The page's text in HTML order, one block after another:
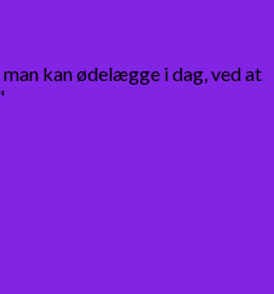
kan ødelægge i dag, ved at